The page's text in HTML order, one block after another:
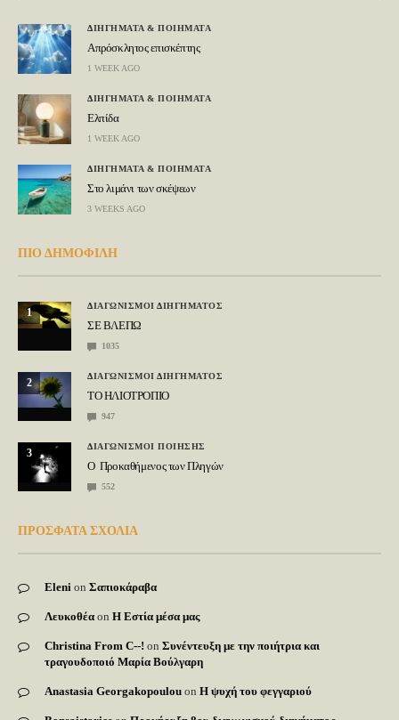
ΔΙΗΓΗΜΑΤΑ & ΠΟΙΗΜΑΤΑ
Απρόσκλητος επισκέπτης
1 WEEK AGO
ΔΙΗΓΗΜΑΤΑ & ΠΟΙΗΜΑΤΑ
Ελπίδα
1 WEEK AGO
ΔΙΗΓΗΜΑΤΑ & ΠΟΙΗΜΑΤΑ
Στο λιμάνι των σκέψεων
3 WEEKS AGO
ΠΙΟ ΔΗΜΟΦΙΛΗ
1
ΔΙΑΓΩΝΙΣΜΟΙ ΔΙΗΓΗΜΑΤΟΣ
ΣΕ ΒΛΕΠΩ
1035
2
ΔΙΑΓΩΝΙΣΜΟΙ ΔΙΗΓΗΜΑΤΟΣ
ΤΟ ΗΛΙΟΤΡΟΠΙΟ
947
3
ΔΙΑΓΩΝΙΣΜΟΙ ΠΟΙΗΣΗΣ
Ο Προκαθήμενος των Πληγών
552
ΠΡΟΣΦΑΤΑ ΣΧΟΛΙΑ
Eleni on Σαπιοκάραβα
Λευκοθέα on Η Εστία μέσα μας
Christina From C--! on Συνέντευξη με την ποιήτρια και
τραγουδοποιό Μαρία Βούλγαρη
Anastasia Georgakopoulou on Η ψυχή του φεγγαριού